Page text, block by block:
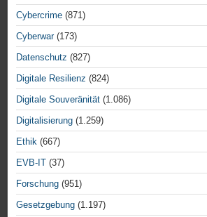
Cybercrime (871)
Cyberwar(173)
Datenschutz (827)
Digitale Resilienz (824)
Digitale Souveränität (1.086)
Digitalisierung (1.259)
Ethik (667)
EVB-IT (37)
Forschung (951)
Gesetzgebung (1.197)